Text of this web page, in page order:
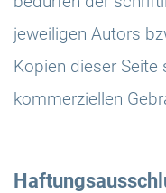
jeweiligen Autors
Kopien dieser Seite
kommerziellen